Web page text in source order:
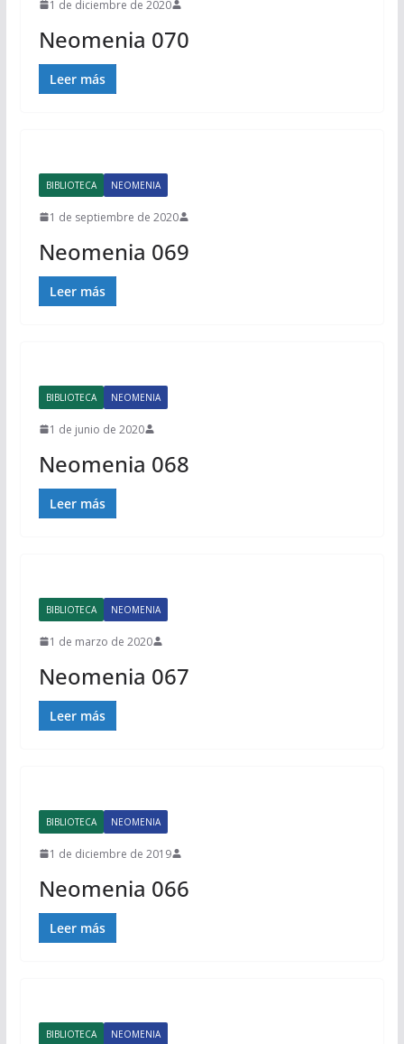
1 de diciembre de 2020
Neomenia 070
Leer más
BIBLIOTECA NEOMENIA
1 de septiembre de 2020
Neomenia 069
Leer más
BIBLIOTECA NEOMENIA
1 de junio de 2020
Neomenia 068
Leer más
BIBLIOTECA NEOMENIA
1 de marzo de 2020
Neomenia 067
Leer más
BIBLIOTECA NEOMENIA
1 de diciembre de 2019
Neomenia 066
Leer más
BIBLIOTECA NEOMENIA